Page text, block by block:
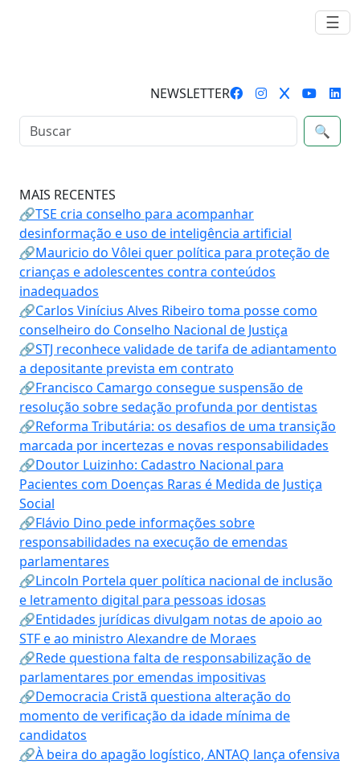
☰
NEWSLETTER
🔍
MAIS RECENTES
🔗TSE cria conselho para acompanhar
desinformação e uso de inteligência artificial
🔗Mauricio do Vôlei quer política para proteção de
crianças e adolescentes contra conteúdos
inadequados
🔗Carlos Vinícius Alves Ribeiro toma posse como
conselheiro do Conselho Nacional de Justiça
🔗STJ reconhece validade de tarifa de adiantamento
a depositante prevista em contrato
🔗Francisco Camargo consegue suspensão de
resolução sobre sedação profunda por dentistas
🔗Reforma Tributária: os desafios de uma transição
marcada por incertezas e novas responsabilidades
🔗Doutor Luizinho: Cadastro Nacional para
Pacientes com Doenças Raras é Medida de Justiça
Social
🔗Flávio Dino pede informações sobre
responsabilidades na execução de emendas
parlamentares
🔗Lincoln Portela quer política nacional de inclusão
e letramento digital para pessoas idosas
🔗Entidades jurídicas divulgam notas de apoio ao
STF e ao ministro Alexandre de Moraes
🔗Rede questiona falta de responsabilização de
parlamentares por emendas impositivas
🔗Democracia Cristã questiona alteração do
momento de verificação da idade mínima de
candidatos
🔗À beira do apagão logístico, ANTAQ lança ofensiva